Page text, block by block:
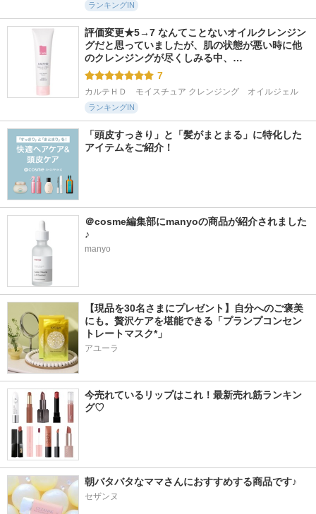
ランキングIN
評価変更★5→7 なんてことないオイルクレンジン
グだと思っていましたが、肌の状態が悪い時に他
のクレンジングが尽くしみる中、…
7
カルテＨＤ　モイスチュア クレンジング　オイルジェル
ランキングIN
「頭皮すっきり」と「髪がまとまる」に特化した
アイテムをご紹介！
＠cosme編集部にmanyoの商品が紹介されました
♪
manyo
【現品を30名さまにプレゼント】自分へのご褒美
にも。贅沢ケアを堪能できる「プランプコンセン
トレートマスク*」
アユーラ
今売れているリップはこれ！最新売れ筋ランキン
グ♡
朝バタバタなママさんにおすすめする商品です♪
セザンヌ